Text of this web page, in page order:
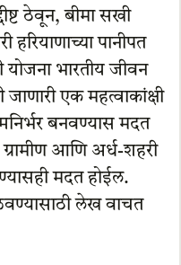
ठेवून, बीमा सखी
हरियाणाच्या पानीपत
भारतीय जीवन
एक महत्वाकांक्षी
बनवण्यास मदत
ग्रामीण आणि अर्ध-शहरी
मदत होईल.
लेख वाचत